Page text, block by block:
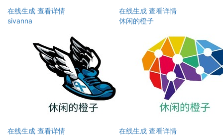
在线生成 查看详情
sivanna
在线生成 查看详情
休闲的橙子
在线生成 查看详情
在线生成 查看详情